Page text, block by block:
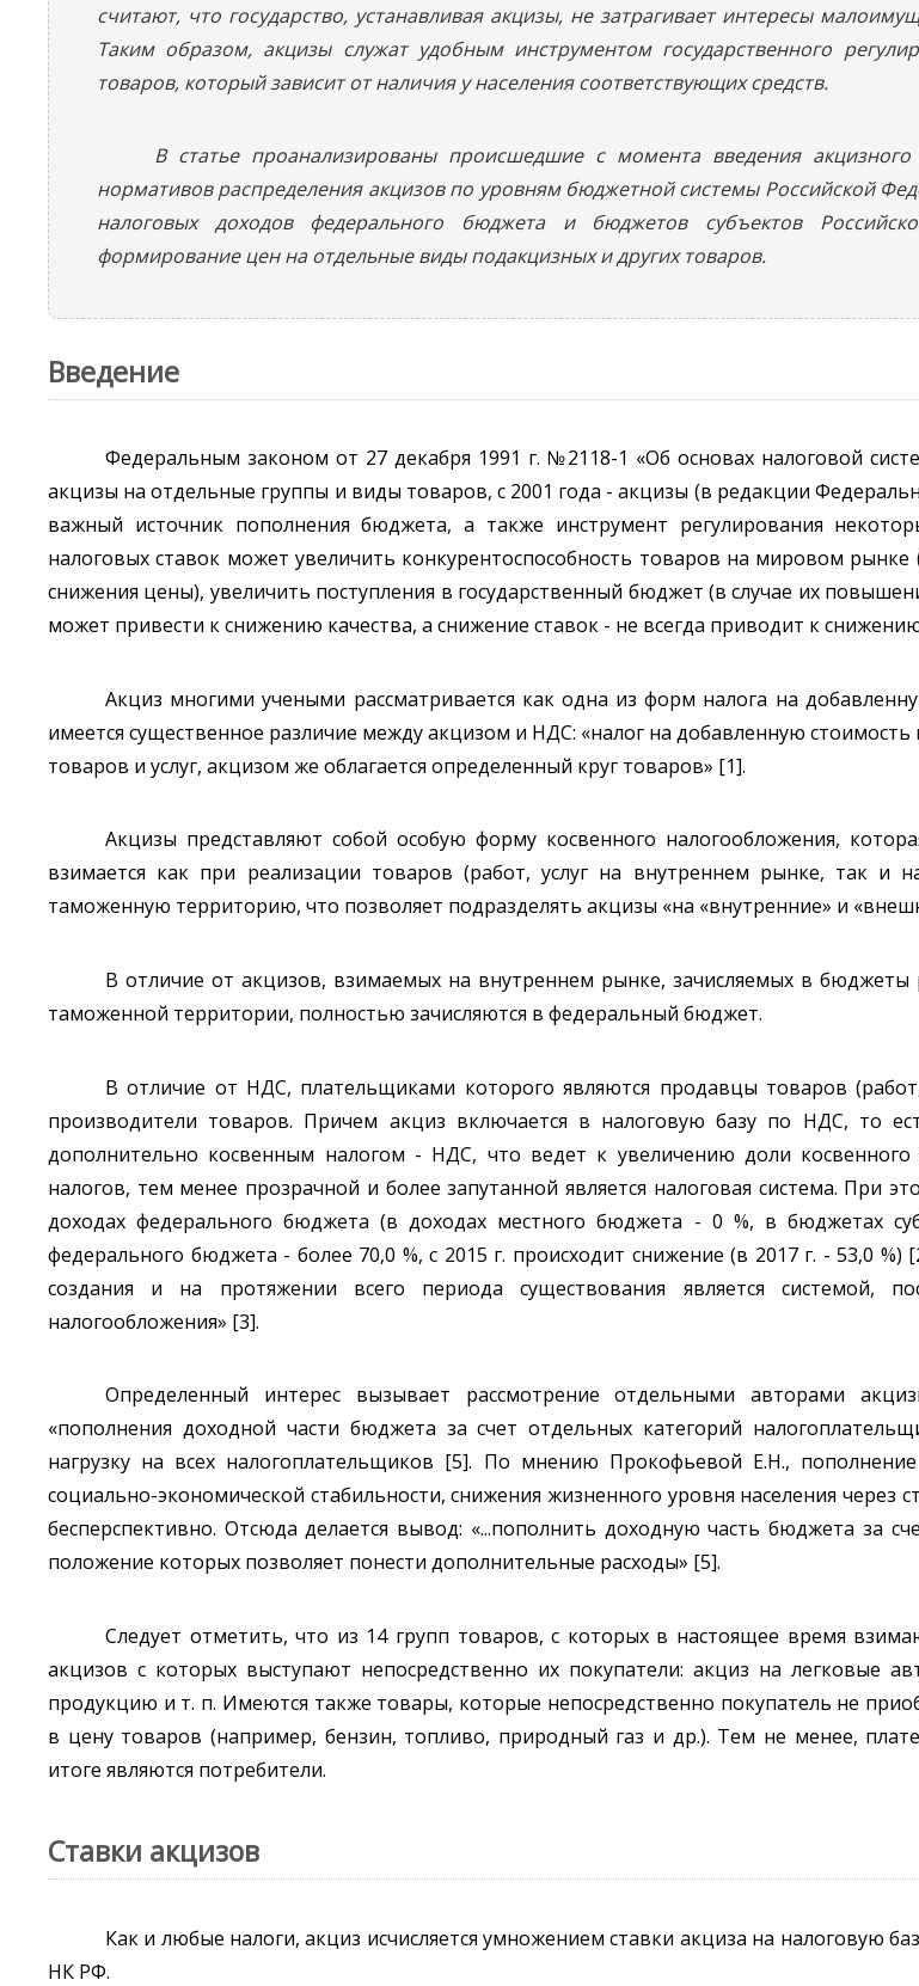
считают, что государство, устанавливая акцизы, не затрагивает интересы
Таким образом, акцизы служат удобным инструментом государственного
товаров, который зависит от наличия у населения соответствующих средств.
В статье проанализированы происшедшие с момента введения акцизного
нормативов распределения акцизов по уровням бюджетной системы Российской
налоговых доходов федерального бюджета и бюджетов субъектов
формирование цен на отдельные виды подакцизных и других товаров.
Введение
Федеральным законом от 27 декабря 1991 г. №2118-1 «Об основах налоговой
акцизы на отдельные группы и виды товаров, с 2001 года - акцизы (в редакции
важный источник пополнения бюджета, а также инструмент регулирования
налоговых ставок может увеличить конкурентоспособность товаров на мировом рынке
снижения цены), увеличить поступления в государственный бюджет (в случае их
может привести к снижению качества, а снижение ставок - не всегда приводит к
Акциз многими учеными рассматривается как одна из форм налога на
имеется существенное различие между акцизом и НДС: «налог на добавленную
товаров и услуг, акцизом же облагается определенный круг товаров» [1].
Акцизы представляют собой особую форму косвенного налогообложения,
взимается как при реализации товаров (работ, услуг на внутреннем рынке, так
таможенную территорию, что позволяет подразделять акцизы «на «внутренние» и
В отличие от акцизов, взимаемых на внутреннем рынке, зачисляемых в
таможенной территории, полностью зачисляются в федеральный бюджет.
В отличие от НДС, плательщиками которого являются продавцы товаров
производители товаров. Причем акциз включается в налоговую базу по НДС, то
дополнительно косвенным налогом - НДС, что ведет к увеличению доли
налогов, тем менее прозрачной и более запутанной является налоговая система. При
доходах федерального бюджета (в доходах местного бюджета - 0 %, в бюджетах
федерального бюджета - более 70,0 %, с 2015 г. происходит снижение (в 2017 г. - 53,0 %)
создания и на протяжении всего периода существования является системой,
налогообложения» [3].
Определенный интерес вызывает рассмотрение отдельными авторами
«пополнения доходной части бюджета за счет отдельных категорий
нагрузку на всех налогоплательщиков [5]. По мнению Прокофьевой Е.Н.,
социально-экономической стабильности, снижения жизненного уровня населения через
бесперспективно. Отсюда делается вывод: «...пополнить доходную часть бюджета за
положение которых позволяет понести дополнительные расходы» [5].
Следует отметить, что из 14 групп товаров, с которых в настоящее время
акцизов с которых выступают непосредственно их покупатели: акциз на легковые
продукцию и т. п. Имеются также товары, которые непосредственно покупатель не
в цену товаров (например, бензин, топливо, природный газ и др.). Тем не менее,
итоге являются потребители.
Ставки акцизов
Как и любые налоги, акциз исчисляется умножением ставки акциза на налоговую
НК РФ.